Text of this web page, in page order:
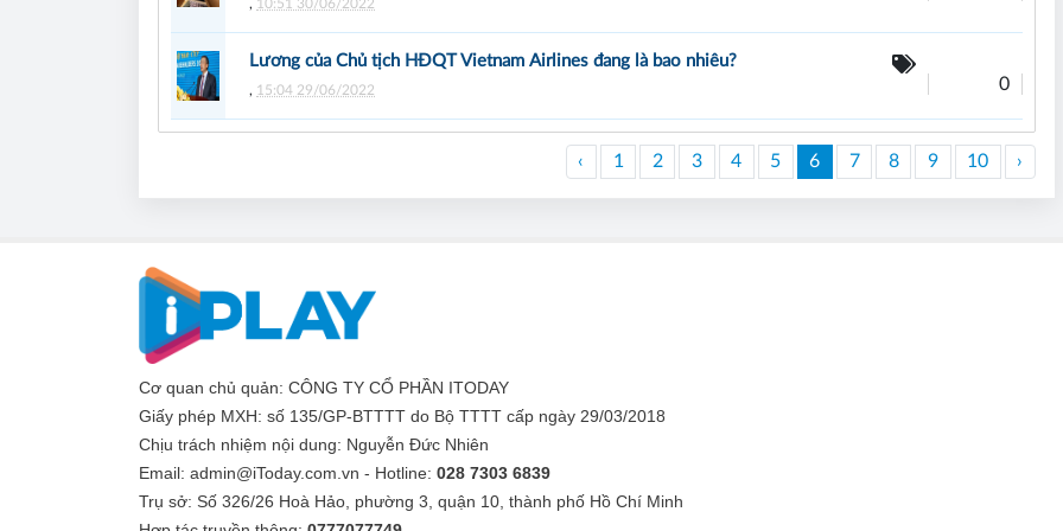
, 10:51 30/06/2022
Lương của Chủ tịch HĐQT Vietnam Airlines đang là bao nhiêu?
, 15:04 29/06/2022 0
‹ 1 2 3 4 5 6 7 8 9 10 ›
Cơ quan chủ quản: CÔNG TY CỔ PHẦN ITODAY
Giấy phép MXH: số 135/GP-BTTTT do Bộ TTTT cấp ngày 29/03/2018
Chịu trách nhiệm nội dung: Nguyễn Đức Nhiên
Email: admin@iToday.com.vn - Hotline: 028 7303 6839
Trụ sở: Số 326/26 Hoà Hảo, phường 3, quận 10, thành phố Hồ Chí Minh